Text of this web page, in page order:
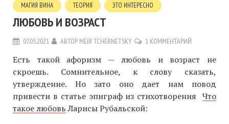
МАГИЯ ВИНА ТЕОРИЯ ЭТО ИНТЕРЕСНО
ЛЮБОВЬ И ВОЗРАСТ
07.05.2021 АВТОР MEIR TCHERNETSKY 1 КОММЕНТАРИЙ
Есть такой афоризм — любовь и возраст не
скроешь. Сомнительное, к слову сказать,
утверждение. Но зато оно дает нам повод
привести в статье эпиграф из стихотворения Что
такое любовьЛарисы Рубальской: